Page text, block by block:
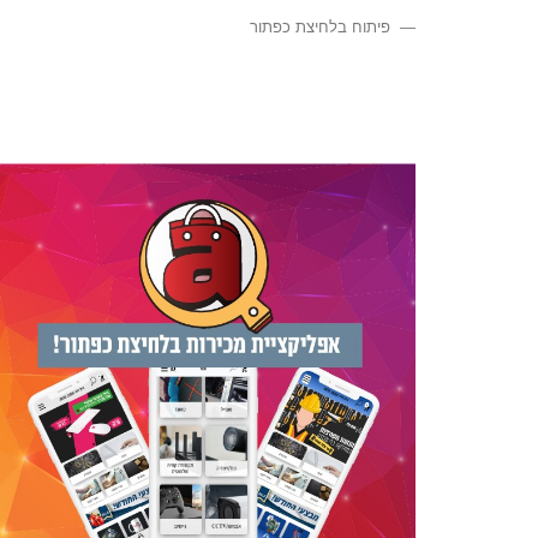
פיתוח בלחיצת כפתור